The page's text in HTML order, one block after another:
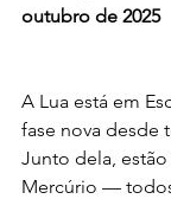
outubro de 2025
A Lua está em
fase nova desde
Junto dela,
Mercúrio —